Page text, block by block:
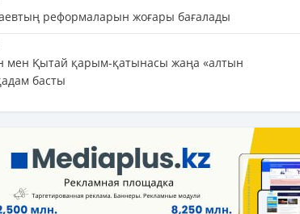
реформаларын жоғары бағалады
мен Қытай қарым-қатынасы жаңа «алтын
басты